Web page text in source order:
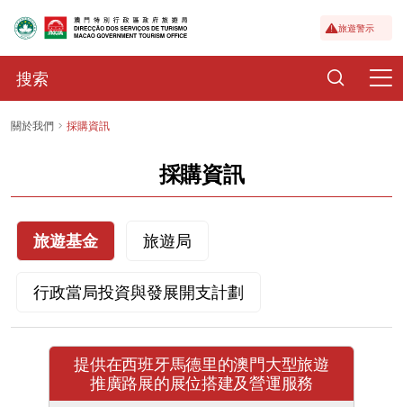
旅遊警示
關於我們 採購資訊
採購資訊
旅遊基金 旅遊局
行政當局投資與發展開支計劃
提供在西班牙馬德里的澳門大型旅遊
推廣路展的展位搭建及營運服務